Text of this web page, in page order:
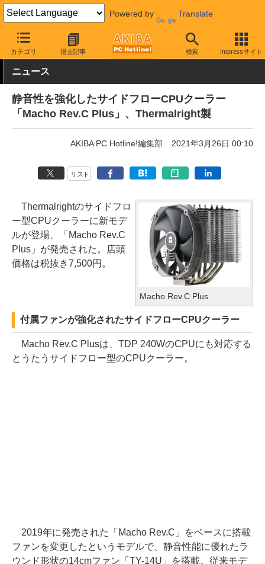
Powered by Translate
カテゴリ 過去記事 検索 Impressサイト
AKIBA PC Hotline! PCパーツ CPUクーラー Thermalright
ニュース
静音性を強化したサイドフローCPUクーラー
「Macho Rev.C Plus」、Thermalright製
AKIBA PC Hotline!編集部 2021年3月26日 00:10
リスト
Macho Rev.C Plus
Thermalrightのサイドフロ
ー型CPUクーラーに新モデ
ルが登場、「Macho Rev.C
Plus」が発売された。店頭
価格は税抜き7,500円。
付属ファンが強化されたサイドフローCPUクーラー
Macho Rev.C Plusは、TDP 240WのCPUにも対応する
とうたうサイドフロー型のCPUクーラー。
2019年に発売された「Macho Rev.C」をベースに搭載
ファンを変更したというモデルで、静音性能に優れたラ
ウンド形状の14cmファン「TY-14U」を搭載。従来モデ